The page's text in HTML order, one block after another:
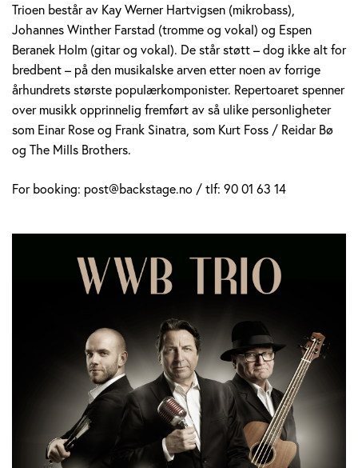
Trioen består av Kay Werner Hartvigsen (mikrobass),
Johannes Winther Farstad (tromme og vokal) og Espen
Beranek Holm (gitar og vokal). De står støtt – dog ikke alt for
bredbent – på den musikalske arven etter noen av forrige
århundrets største populærkomponister. Repertoaret spenner
over musikk opprinnelig fremført av så ulike personligheter
som Einar Rose og Frank Sinatra, som Kurt Foss / Reidar Bø
og The Mills Brothers.
For booking: post@backstage.no / tlf: 90 01 63 14